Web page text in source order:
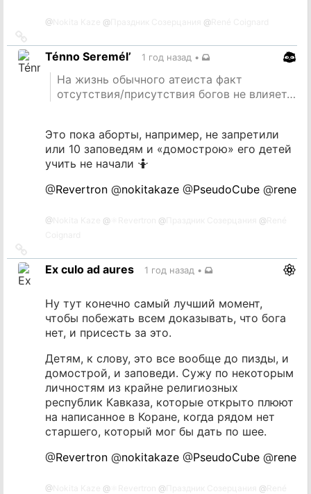
@ @ @
на
источник
Ténno Seremél’ 1 год назад •
На жизнь обычного атеиста факт
отсутствия/присутствия богов не влияет…
Это пока аборты, например, не запретили
или 10 заповедям и «домострою» его детей
учить не начали 🤷
@Revertron @nokitakaze @PseudoCube @rene
@ @ @ @
на
источник
Ex culo ad aures 1 год назад •
Ну тут конечно самый лучший момент,
чтобы побежать всем доказывать, что бога
нет, и присесть за это.
Детям, к слову, это все вообще до пизды, и
домострой, и заповеди. Сужу по некоторым
личностям из крайне религиозных
республик Кавказа, которые открыто плюют
на написанное в Коране, когда рядом нет
старшего, который мог бы дать по шее.
@Revertron @nokitakaze @PseudoCube @rene
@ @ @ @